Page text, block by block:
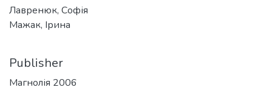
Лавренюк, Софія
Мажак, Ірина
Publisher
Магнолія 2006